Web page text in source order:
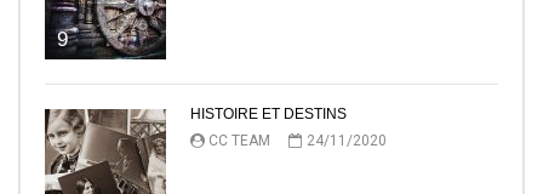
9
HISTOIRE ET DESTINS
CC TEAM
24/11/2020